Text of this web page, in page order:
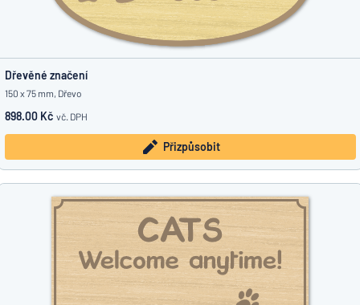
Dřevěné značení
150 x 75 mm, Dřevo
898.00 Kč vč. DPH
Přizpůsobit